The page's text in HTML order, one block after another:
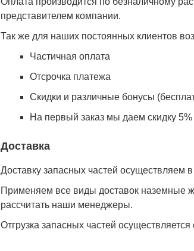
представителем компании.
Так же для наших постоянных клиентов
Частичная оплата
Отсрочка платежа
Cкидки и различные бонусы
На первый заказ мы даем скидку 5%
Доставка
Доставку запасных частей
Применяем все виды доставок наземные
рассчитать наши менеджеры.
Отгрузка запасных частей